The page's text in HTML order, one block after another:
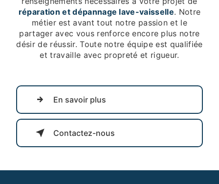
réparation et dépannage lave-vaisselle. Notre
métier est avant tout notre passion et le
partager avec vous renforce encore plus notre
désir de réussir. Toute notre équipe est qualifiée
et travaille avec propreté et rigueur.
En savoir plus
Contactez-nous